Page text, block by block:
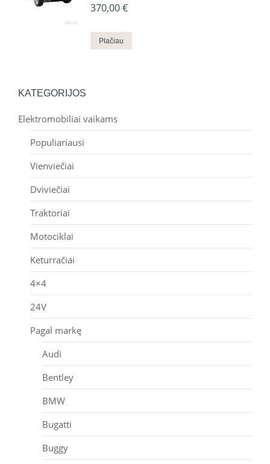
370,00€
Plačiau
KATEGORIJOS
Elektromobiliai vaikams
Populiariausi
Vienviečiai
Dviviečiai
Traktoriai
Motociklai
Keturračiai
4×4
24V
Pagal markę
Audi
Bentley
BMW
Bugatti
Buggy